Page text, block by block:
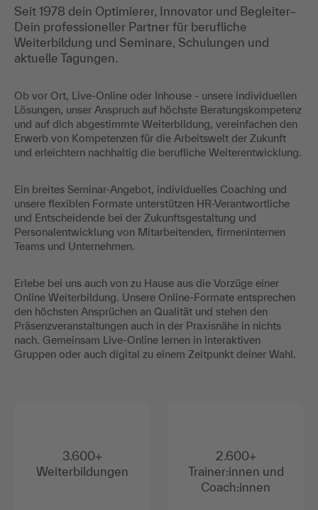
Seit 1978 dein Optimierer, Innovator und Begleiter–
Dein professioneller Partner für berufliche
Weiterbildung und Seminare, Schulungen und
aktuelle Tagungen.
Ob vor Ort, Live-Online oder Inhouse - unsere individuellen
Lösungen, unser Anspruch auf höchste Beratungskompetenz
und auf dich abgestimmte Weiterbildung, vereinfachen den
Erwerb von Kompetenzen für die Arbeitswelt der Zukunft
und erleichtern nachhaltig die berufliche Weiterentwicklung.
Ein breites Seminar-Angebot, individuelles Coaching und
unsere flexiblen Formate unterstützen HR-Verantwortliche
und Entscheidende bei der Zukunftsgestaltung und
Personalentwicklung von Mitarbeitenden, firmeninternen
Teams und Unternehmen.
Erlebe bei uns auch von zu Hause aus die Vorzüge einer
Online Weiterbildung. Unsere Online-Formate entsprechen
den höchsten Ansprüchen an Qualität und stehen den
Präsenzveranstaltungen auch in der Praxisnähe in nichts
nach. Gemeinsam Live-Online lernen in interaktiven
Gruppen oder auch digital zu einem Zeitpunkt deiner Wahl.
3.600+
Weiterbildungen
2.600+
Trainer:innen und
Coach:innen